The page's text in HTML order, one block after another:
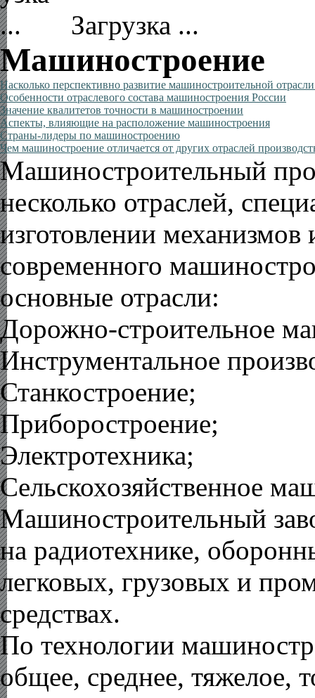
Загрузка ...
Машиностроение
Насколько перспективно развитие машиностроительной
Особенности отраслевого состава машиностроения России
Значение квалитетов точности в машиностроении
Аспекты, влияющие на расположение машиностроения
Страны-лидеры по машиностроению
Чем машиностроение отличается от других отраслей
Машиностроительный
несколько отраслей,
изготовлении
современного
основные отрасли:
Дорожно-строительное
Инструментальное
Станкостроение;
Приборостроение;
Электротехника;
Сельскохозяйственное
Машиностроительный
на радиотехнике,
легковых, грузовых и
средствах.
По технологии
общее, среднее, тяжелое,